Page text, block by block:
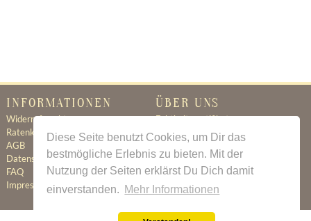
Diese Seite benutzt Cookies, um Dir das
bestmögliche Erlebnis zu bieten. Mit der
Nutzung der Seiten erklärst Du Dich damit
einverstanden. Mehr Informationen
INFORMATIONEN
Widerrufsrecht
Ratenkauf
AGB
Datenschutz
FAQ
Impressum
ÜBER UNS
Echtheitszertifikat
Ratenkauf
Newsletter
Kontakt
Jobs